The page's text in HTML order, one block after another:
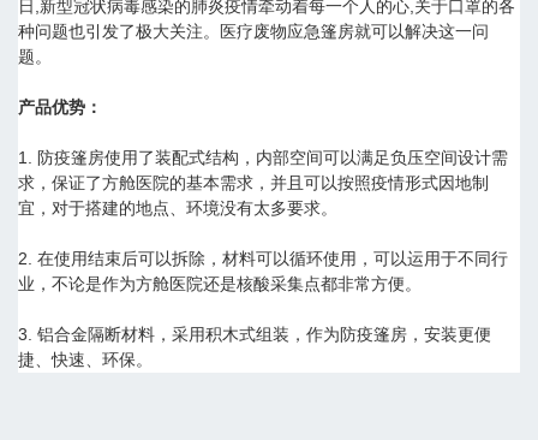
日,新型冠状病毒感染的肺炎疫情牵动着每一个人的心,关于口罩的各
种问题也引发了极大关注。医疗废物应急篷房就可以解决这一问
题。
产品优势：
1. 防疫篷房使用了装配式结构，内部空间可以满足负压空间设计需
求，保证了方舱医院的基本需求，并且可以按照疫情形式因地制
宜，对于搭建的地点、环境没有太多要求。
2. 在使用结束后可以拆除，材料可以循环使用，可以运用于不同行
业，不论是作为方舱医院还是核酸采集点都非常方便。
3. 铝合金隔断材料，采用积木式组装，作为防疫篷房，安装更便
捷、快速、环保。